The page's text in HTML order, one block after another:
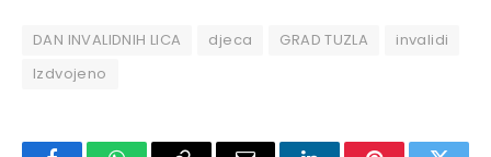
DAN INVALIDNIH LICA djeca GRAD TUZLA
invalidi
Izdvojeno